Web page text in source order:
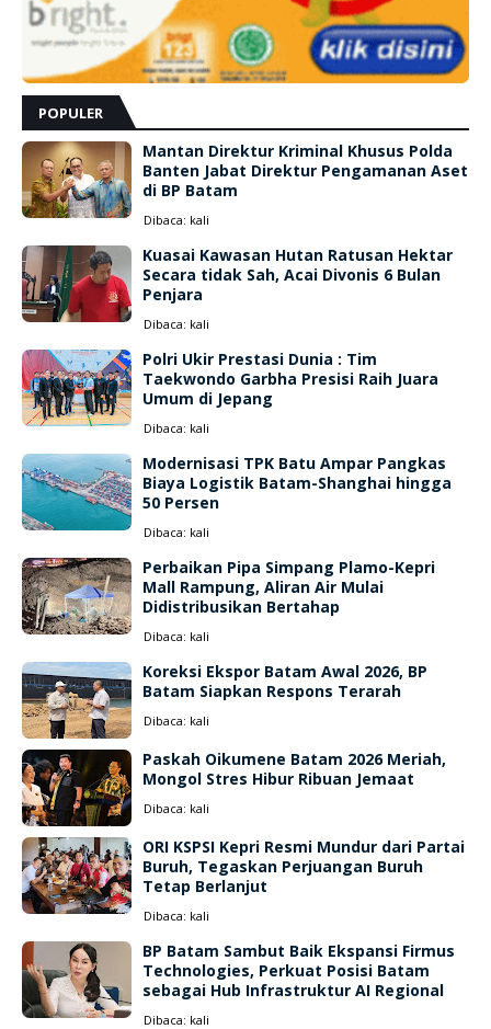
POPULER
Mantan Direktur Kriminal Khusus Polda
Banten Jabat Direktur Pengamanan Aset
di BP Batam
Dibaca: kali
Kuasai Kawasan Hutan Ratusan Hektar
Secara tidak Sah, Acai Divonis 6 Bulan
Penjara
Dibaca: kali
Polri Ukir Prestasi Dunia : Tim
Taekwondo Garbha Presisi Raih Juara
Umum di Jepang
Dibaca: kali
Modernisasi TPK Batu Ampar Pangkas
Biaya Logistik Batam-Shanghai hingga
50 Persen
Dibaca: kali
Perbaikan Pipa Simpang Plamo-Kepri
Mall Rampung, Aliran Air Mulai
Didistribusikan Bertahap
Dibaca: kali
Koreksi Ekspor Batam Awal 2026, BP
Batam Siapkan Respons Terarah
Dibaca: kali
Paskah Oikumene Batam 2026 Meriah,
Mongol Stres Hibur Ribuan Jemaat
Dibaca: kali
ORI KSPSI Kepri Resmi Mundur dari Partai
Buruh, Tegaskan Perjuangan Buruh
Tetap Berlanjut
Dibaca: kali
BP Batam Sambut Baik Ekspansi Firmus
Technologies, Perkuat Posisi Batam
sebagai Hub Infrastruktur AI Regional
Dibaca: kali